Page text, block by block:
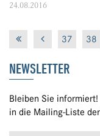
24.08.2016
37 38
NEWSLETTER
Bleiben Sie informiert!
in die Mailing-Liste